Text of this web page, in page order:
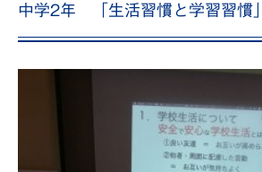
中学2年 「生活習慣と学習習慣」